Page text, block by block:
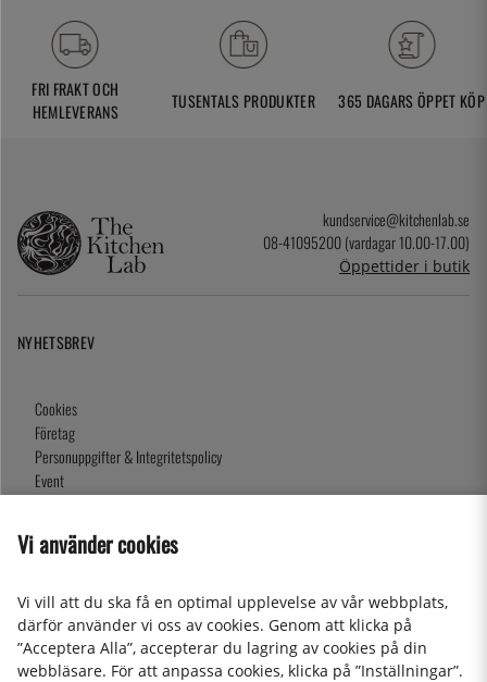
FRI FRAKT OCH
HEMLEVERANS
TUSENTALS PRODUKTER 365 DAGARS ÖPPET KÖP
kundservice@kitchenlab.se
08-41095200 (vardagar 10.00-17.00)
Öppettider i butik
NYHETSBREV
Cookies
Företag
Personuppgifter & Integritetspolicy
Event
Om oss
Presentkort
2026 KitchenLab AB
Vi använder cookies
Vi vill att du ska få en optimal upplevelse av vår webbplats,
därför använder vi oss av cookies. Genom att klicka på
”Acceptera Alla”, accepterar du lagring av cookies på din
webbläsare. För att anpassa cookies, klicka på ”Inställningar”.